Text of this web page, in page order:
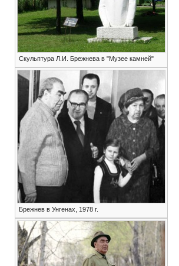
Скульптура Л.И. Брежнева в "Музее камней"
Брежнев в Унгенах, 1978 г.